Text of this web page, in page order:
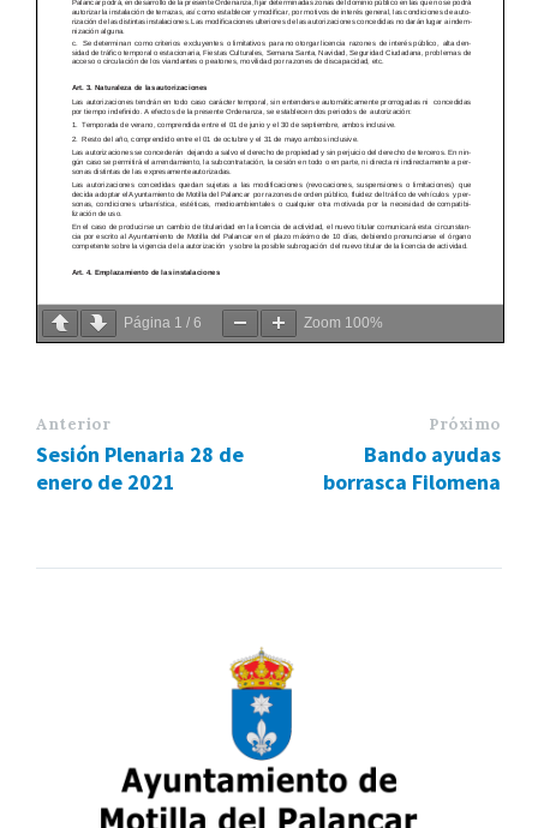
Página 1 / 6 Zoom 100%
Anterior
Sesión Plenaria 28 de
enero de 2021
Próximo
Bando ayudas
borrasca Filomena